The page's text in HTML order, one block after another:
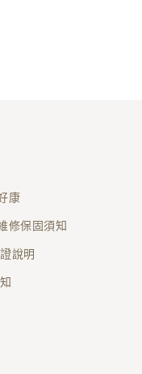
康
修保固須知
說明